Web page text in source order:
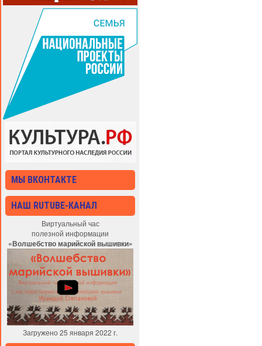
МЫ ВКОНТАКТЕ
НАШ RUTUBE-КАНАЛ
Виртуальный час
полезной информации
«Волшебство марийской вышивки»
Загружено 25 января 2022 г.